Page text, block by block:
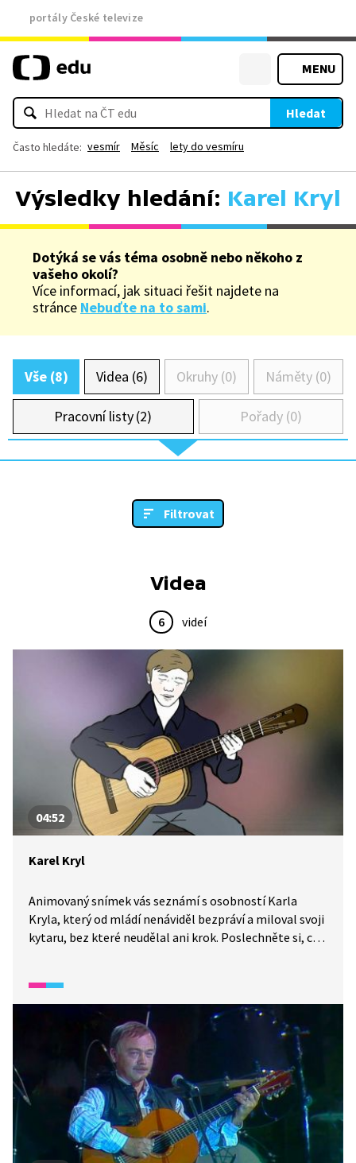
portály České televize
MENU
Hledat
Často hledáte: vesmír Měsíc lety do vesmíru
Výsledky hledání: Karel Kryl
Dotýká se vás téma osobně nebo někoho z
vašeho okolí?
Více informací, jak situaci řešit najdete na
stránce Nebuďte na to sami.
Vše (8) Videa (6) Okruhy (0) Náměty (0)
Pracovní listy (2) Pořady (0)
Filtrovat
Videa
6 videí
04:52
Karel Kryl
Animovaný snímek vás seznámí s osobností Karla
Kryla, který od mládí nenáviděl bezpráví a miloval svoji
kytaru, bez které neudělal ani krok. Poslechněte si, co
nejznámější písně?